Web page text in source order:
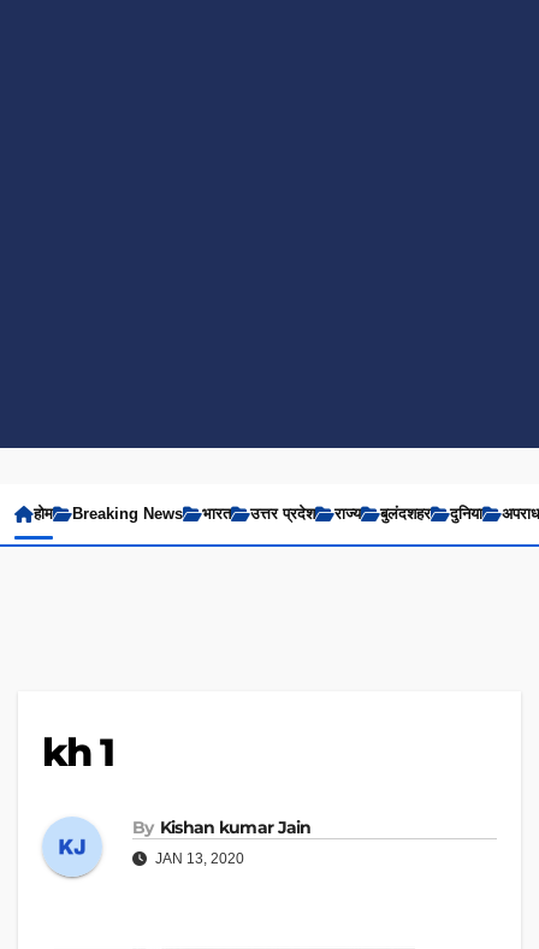
होम Breaking News भारत उत्तर प्रदेश राज्य बुलंदशहर दुनिया अपराध
kh 1
By Kishan kumar Jain
JAN 13, 2020